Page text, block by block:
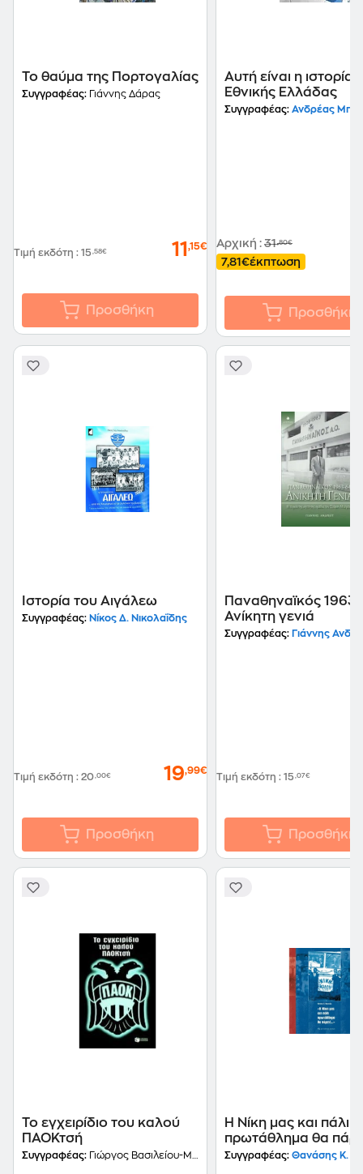
Το θαύμα της Πορτογαλίας
Συγγραφέας: Γιάννης Δάρας
Τιμή εκδότη : 15,58€ 11 ,15€
Προσθήκη
Αυτή είναι η ιστορία
Εθνικής Ελλάδας
Συγγραφέας: Ανδρέας
Αρχική : 31,80€
7,81€έκπτωση
Προσθήκη
Ιστορία του Αιγάλεω
Συγγραφέας: Νίκος Δ. Νικολαΐδης
Τιμή εκδότη : 20,00€ 19,99€
Προσθήκη
Παναθηναϊκός 1963
Ανίκητη γενιά
Συγγραφέας: Γιάννης
Τιμή εκδότη : 15,07€
Προσθήκη
Το εγχειρίδιο του καλού
ΠΑΟΚτσή
Συγγραφέας: Γιώργος Βασιλείου-Μιχαήλ
Η Νίκη μας και πάλι
πρωτάθλημα θα
Συγγραφέας: Θανάσης Κ.